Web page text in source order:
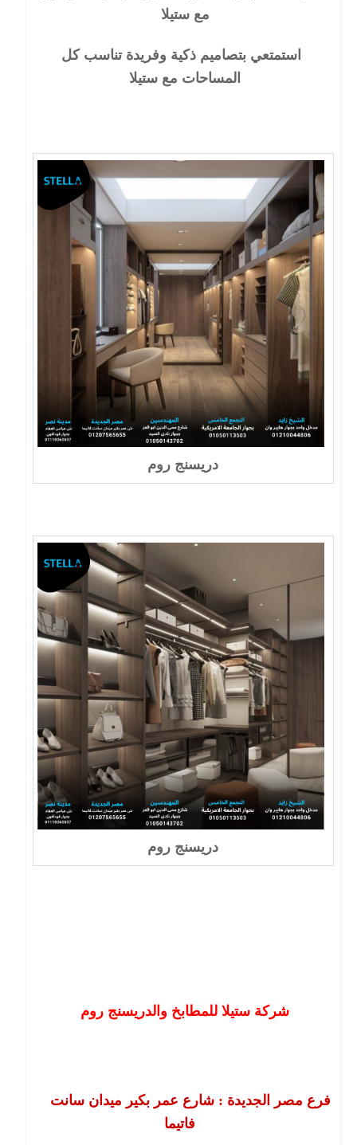
مع ستيلا
استمتعي بتصاميم ذكية وفريدة تناسب كل
المساحات مع ستيلا
دريسنج روم
دريسنج روم
فرع مصر الجديدة : شارع عمر بكير ميدان سانت
فاتيما